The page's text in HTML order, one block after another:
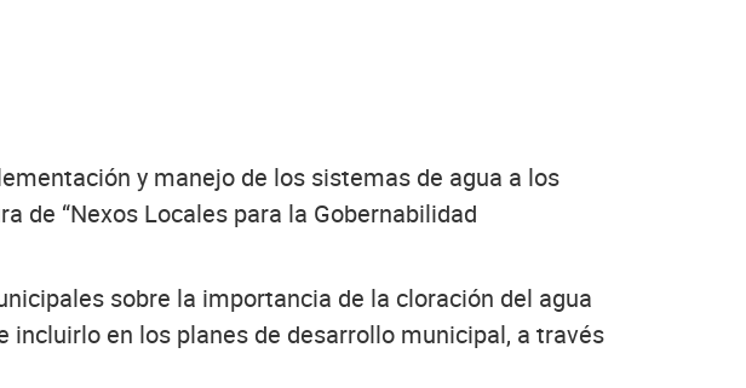
y manejo de los sistemas de agua a los
de “Nexos Locales para la Gobernabilidad
sobre la importancia de la cloración del agua
en los planes de desarrollo municipal, a través